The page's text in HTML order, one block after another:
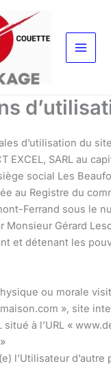
d’utilisation du site
EXCEL, SARL au
social Les
au Registre du
Ferrand sous le
Monsieur Gérard
et détenant les
ou morale
», site
situé à l’URL «
l’Utilisateur d’autre